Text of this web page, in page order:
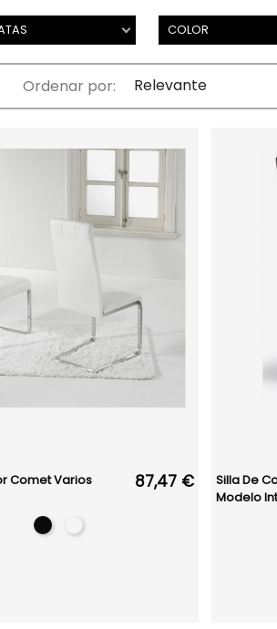
COLOR
Ordenar por: Relevante
Comet Varios
87,47 €
Silla De
Modelo